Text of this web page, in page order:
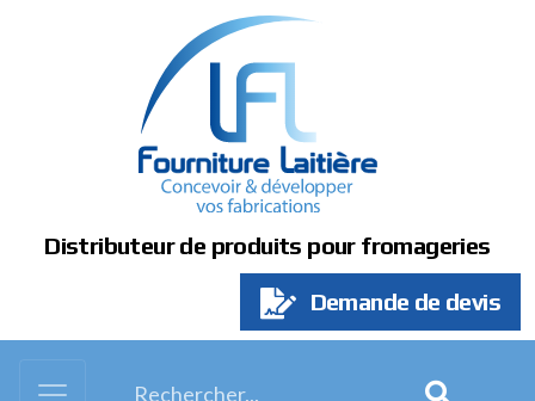
Distributeur de produits pour fromageries
Demande de devis
Panneau de gestion des cookies